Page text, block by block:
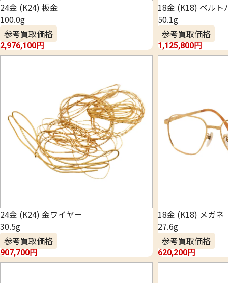
24金 (K24) 板金
100.0g
参考買取価格
2,976,100円
18金 (K18) ベルト
50.1g
参考買取価格
1,125,800円
24金 (K24) 金ワイヤー
30.5g
参考買取価格
907,700円
18金 (K18) メガネ
27.6g
参考買取価格
620,200円